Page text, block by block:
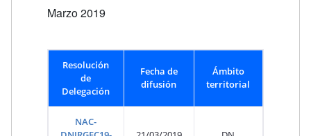
Marzo 2019
Resolución
de
Delegación
Fecha de
difusión
Ámbito
territorial
NAC-